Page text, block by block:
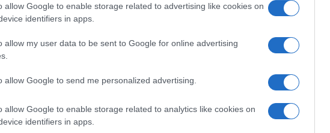
allow Google to enable storage related to advertising like cookies on
identifiers in apps.
allow my user data to be sent to Google for online advertising
allow Google to send me personalized advertising.
allow Google to enable storage related to analytics like cookies on
identifiers in apps.
di Craveggia
attraverso i suoi edifici storici . Le case in
dei palazzi signorili creano
La Chiesa Parrocchiale e il battistero sono
perdere. La piazza centrale, nota come
pulsante del borgo, dove è possibile